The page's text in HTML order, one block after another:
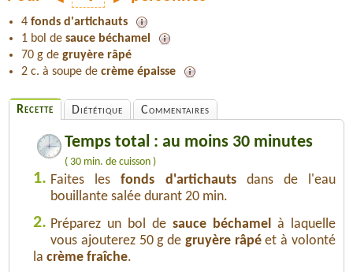
4 fonds d'artichauts
1 bol de sauce béchamel
70 g de gruyère râpé
2 c. à soupe de crème épaisse
Recette Diététique Commentaires
Temps total : au moins 30 minutes
( 30 min. de cuisson )
1. Faites lesfonds d'artichautsdans de l'eau
bouillante salée durant 20 min.
2. Préparez un bol de sauce béchamel
à laquelle
vous ajouterez 50 g de gruyère râpéet à volonté
la crème fraîche.